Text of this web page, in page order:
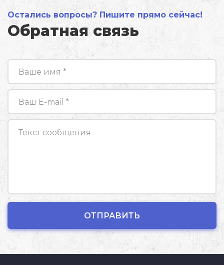
Остались вопросы? Пишите прямо сейчас!
Обратная связь